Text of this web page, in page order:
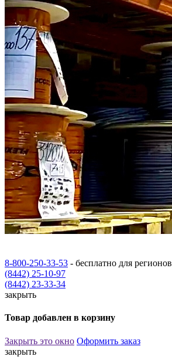
8-800-250-33-53 - бесплатно для регионов
(8442) 25-10-97
(8442) 23-33-34
закрыть
Товар добавлен в корзину
Закрыть это окно Оформить заказ
закрыть